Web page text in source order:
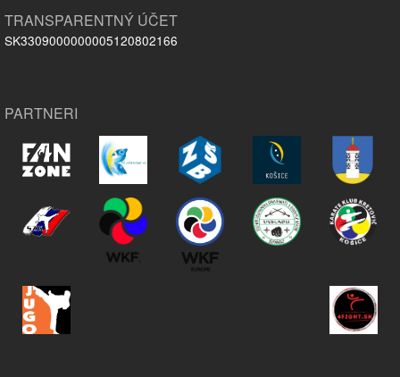
TRANSPARENTNÝ ÚČET
SK3309000000005120802166
PARTNERI